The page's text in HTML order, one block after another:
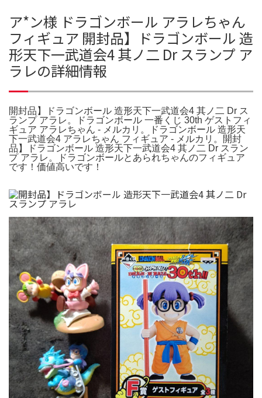
ア*ン様 ドラゴンボール アラレちゃん
フィギュア 開封品】ドラゴンボール 造
形天下一武道会4 其ノ二 Dr スランプ ア
ラレの詳細情報
開封品】ドラゴンボール 造形天下一武道会4 其ノ二 Dr ス
ランプ アラレ。ドラゴンボール 一番くじ 30th ゲストフィ
ギュア アラレちゃん - メルカリ。ドラゴンボール 造形天
下一武道会4 アラレちゃん フィギュア - メルカリ。開封
品】ドラゴンボール 造形天下一武道会4 其ノ二 Dr スラン
プ アラレ。ドラゴンボールとあられちゃんのフィギュア
です！価値高いです！